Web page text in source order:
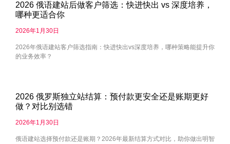
2026 俄语建站后做客户筛选：快进快出 vs 深度培养，
哪种更适合你
2026年1月30日
2026年俄语建站客户筛选指南：快进快出vs深度培养，哪种策略能提升你
的业务效率？
2026 俄罗斯独立站结算：预付款更安全还是账期更好
做？对比别选错
2026年1月30日
俄语建站选择预付款还是账期？2026年最新结算方式对比，助你做出明智